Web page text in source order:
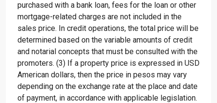
purchased with a bank loan, fees for the loan or other
mortgage-related charges are not included in the
sales price. In credit operations, the total price will be
determined based on the variable amounts of credit
and notarial concepts that must be consulted with the
promoters. (3) If a property price is expressed in USD
American dollars, then the price in pesos may vary
depending on the exchange rate at the place and date
of payment, in accordance with applicable legislation.